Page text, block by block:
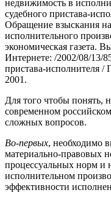
недвижимость в
судебного пристава-
Обращение взыскания
исполнительного
экономическая газета.
Интернете: /2002/08/13/
пристава-исполнителя
2001.
Для того чтобы понять,
современном
сложных вопросов.
Во-первых, необходимо
материально-правовых
процессуальных норм и
исполнительном
эффективности